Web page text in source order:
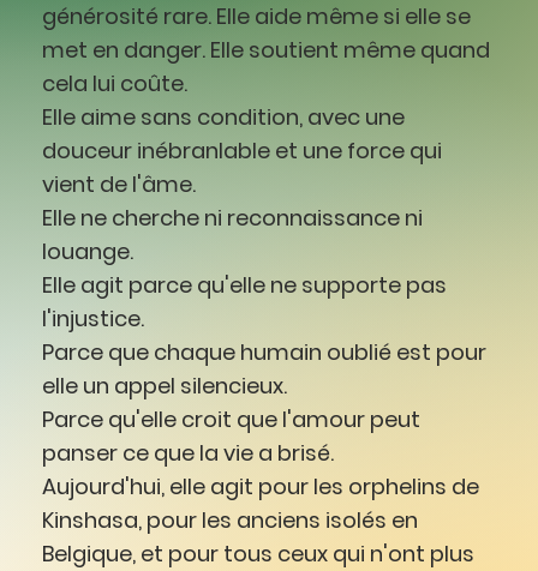
générosité rare. Elle aide même si elle se
met en danger. Elle soutient même quand
cela lui coûte.
Elle aime sans condition, avec une
douceur inébranlable et une force qui
vient de l'âme.
Elle ne cherche ni reconnaissance ni
louange.
Elle agit parce qu'elle ne supporte pas
l'injustice.
Parce que chaque humain oublié est pour
elle un appel silencieux.
Parce qu'elle croit que l'amour peut
panser ce que la vie a brisé.
Aujourd'hui, elle agit pour les orphelins de
Kinshasa, pour les anciens isolés en
Belgique, et pour tous ceux qui n'ont plus